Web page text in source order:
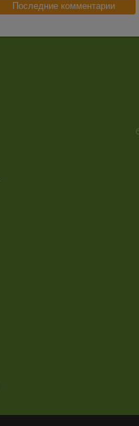
Последние комментарии